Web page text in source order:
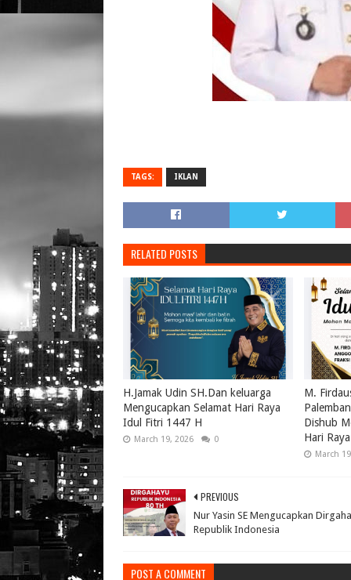
TAGS: IKLAN
RELATED POSTS
H.Jamak Udin SH.Dan keluarga
Mengucapkan Selamat Hari Raya
Idul Fitri 1447 H
March 19, 2026 0
M.
Dishub
Hari
March
PREVIOUS
Nur Yasin SE Mengucapkan
Republik Indonesia
POST A COMMENT